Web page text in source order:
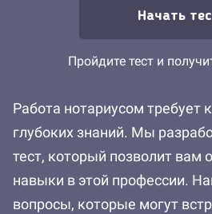
Начать
Пройдите тест и
Работа нотариусом требует
глубоких знаний. Мы
тест, который позволит вам
навыки в этой профессии.
вопросы, которые могут